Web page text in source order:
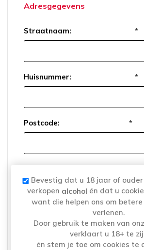
Adresgegevens
Straatnaam: *
Huisnummer: *
Postcode: *
*
Bevestig dat u 18 jaar of
verkopen alcohol én dat u
want die helpen ons om
verlenen.
Door gebruik te maken van
verklaart u 18+ te
én stem je toe om cookies te